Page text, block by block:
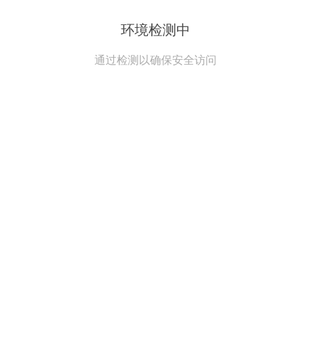
环境检测中
通过检测以确保安全访问